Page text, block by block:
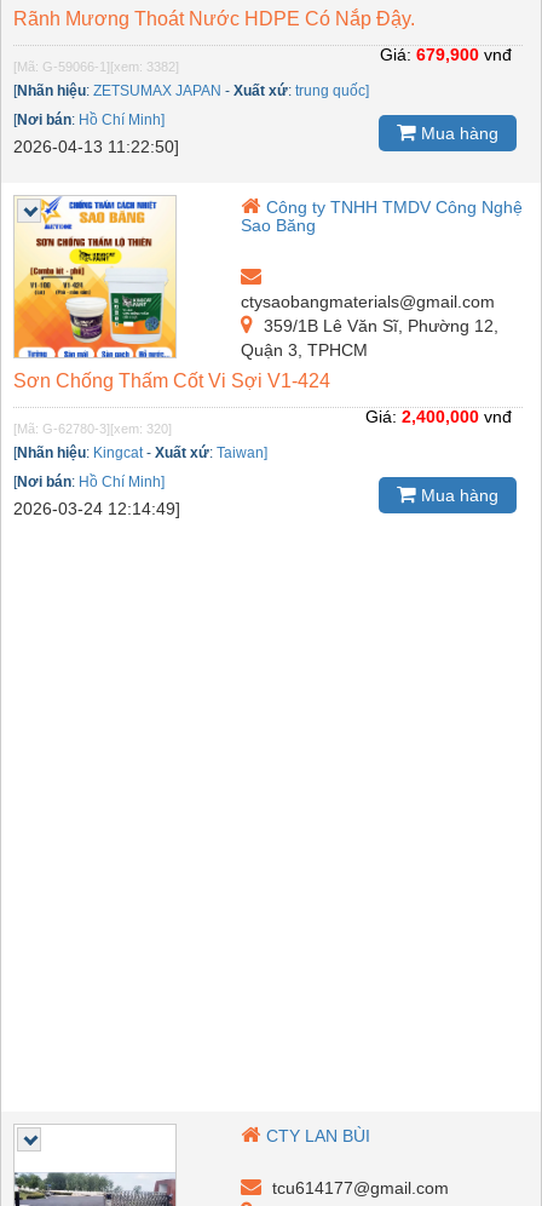
Rãnh Mương Thoát Nước HDPE Có Nắp Đậy.
[Mã: G-59066-1] [xem: 3382]
[Nhãn hiệu: ZETSUMAX JAPAN - Xuất xứ: trung quốc]
[Nơi bán: Hồ Chí Minh]
2026-04-13 11:22:50]
Giá: 679,900 vnđ
Mua hàng
Công ty TNHH TMDV Công Nghệ
Sao Băng
ctysaobangmaterials@gmail.com
359/1B Lê Văn Sĩ, Phường 12,
Quận 3, TPHCM
Sơn Chống Thấm Cốt Vi Sợi V1-424
[Mã: G-62780-3] [xem: 320]
[Nhãn hiệu: Kingcat- Xuất xứ: Taiwan]
[Nơi bán: Hồ Chí Minh]
2026-03-24 12:14:49]
Giá: 2,400,000 vnđ
Mua hàng
CTY LAN BÙI
tcu614177@gmail.com